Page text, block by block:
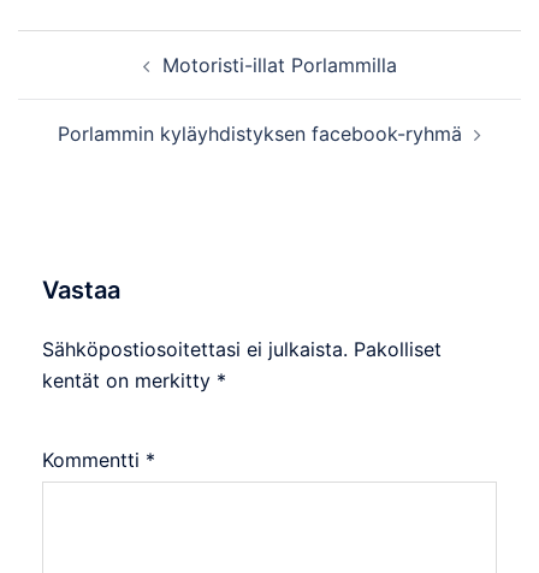
navigationMotoristi-illat Porlammilla
Porlammin kyläyhdistyksen facebook-ryhmä
Vastaa
Sähköpostiosoitettasi ei julkaista. Pakolliset
kentät on merkitty *
Kommentti *